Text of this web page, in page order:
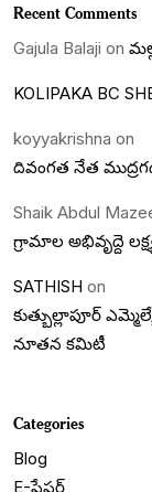
Recent Comments
Gajula Balaji on
KOLIPAKA BC
koyyakrishna on
దివంగత నేత
Shaik Abdul
గ్రామాల అభివృద్దె
SATHISH on
కుత్బుల్లాపూర్
నూతన కమిటీ
Categories
Blog
E-పేపర్